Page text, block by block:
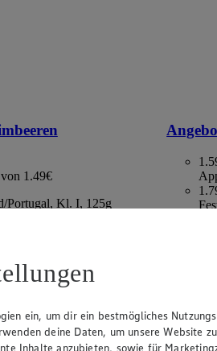
1.49€
Portugal, Kl. I, 125g
Kaktus,
ein, um dir ein bestmögliches
deine Daten, um unsere Website zu
Inhalte anzubieten, sowie für